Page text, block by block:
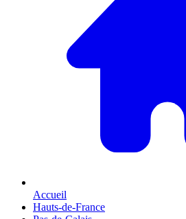
Accueil
Hauts-de-France